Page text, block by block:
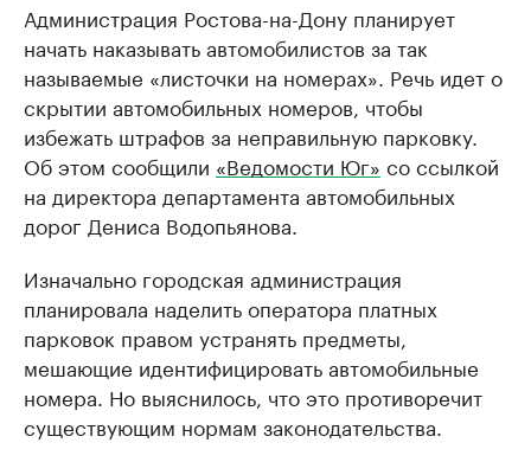
Администрация Ростова-на-Дону планирует
начать наказывать автомобилистов за так
называемые «листочки на номерах». Речь идет о
скрытии автомобильных номеров, чтобы
избежать штрафов за неправильную парковку.
Об этом сообщили «Ведомости Юг» со ссылкой
на директора департамента автомобильных
дорог Дениса Водопьянова.
Изначально городская администрация
планировала наделить оператора платных
парковок правом устранять предметы,
мешающие идентифицировать автомобильные
номера. Но выяснилось, что это противоречит
существующим нормам законодательства.